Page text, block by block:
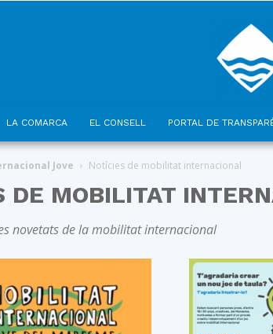
LA COMARCA EL CONSELL PORTAL DE
Jove Notícies de mobilitat internacional
DE MOBILITAT
novetats de la mobilitat internacional